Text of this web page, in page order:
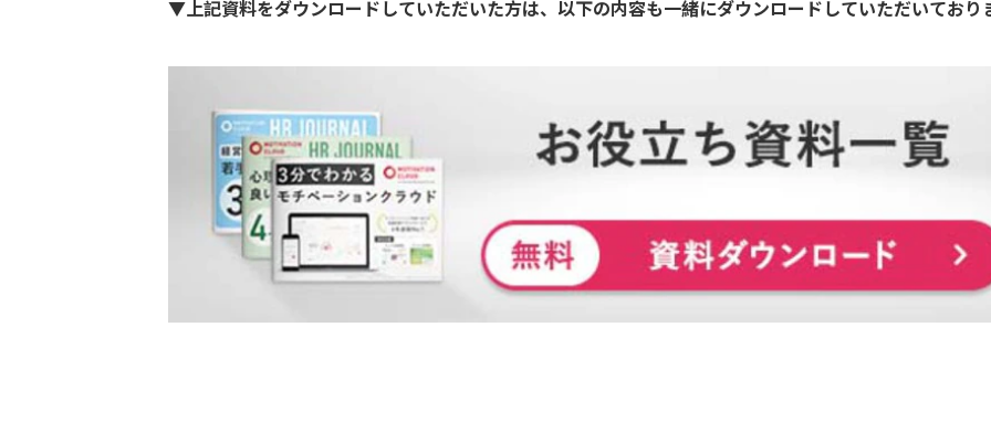
▼上記資料をダウンロードしていただいた方は、以下の内容も一緒にダウンロードしていただいており